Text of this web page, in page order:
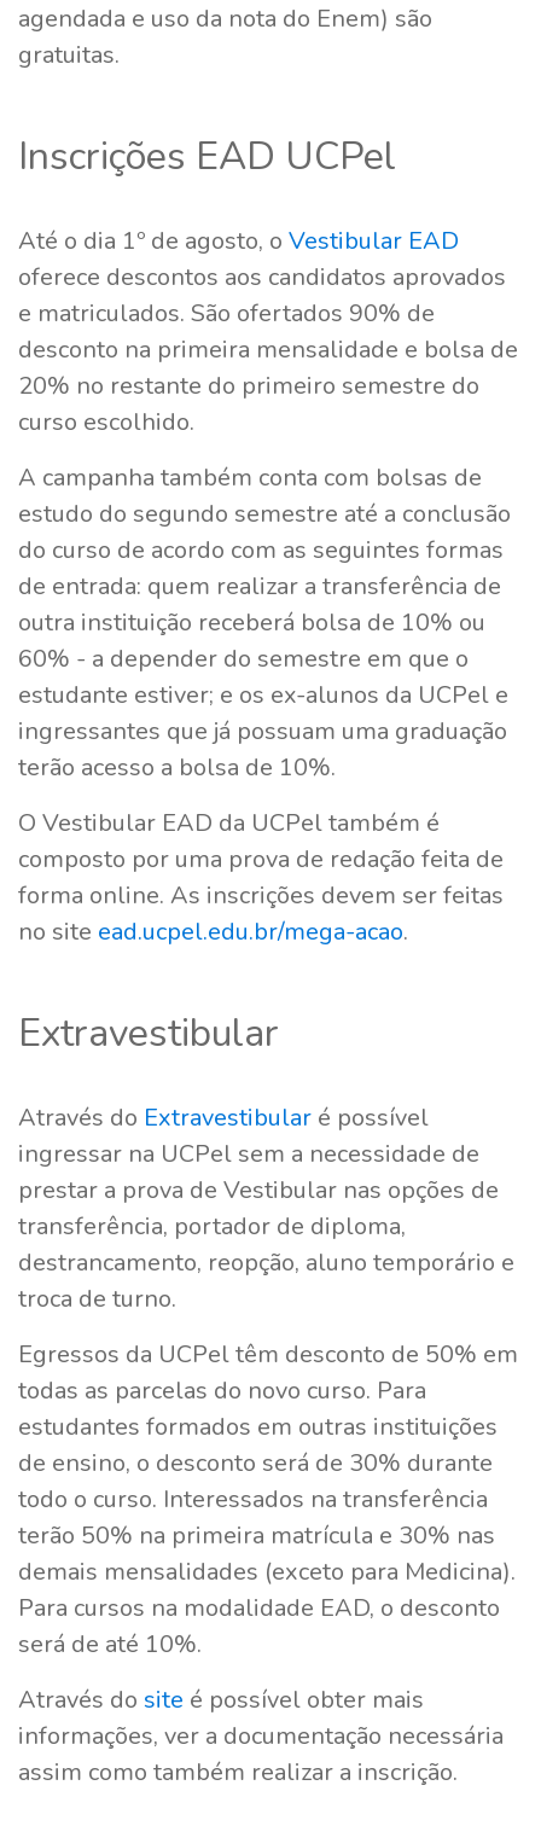
agendada e uso da nota do Enem) são
gratuitas.
Inscrições EAD UCPel
Até o dia 1º de agosto, o Vestibular EAD
oferece descontos aos candidatos aprovados
e matriculados. São ofertados 90% de
desconto na primeira mensalidade e bolsa de
20% no restante do primeiro semestre do
curso escolhido.
A campanha também conta com bolsas de
estudo do segundo semestre até a conclusão
do curso de acordo com as seguintes formas
de entrada: quem realizar a transferência de
outra instituição receberá bolsa de 10% ou
60% - a depender do semestre em que o
estudante estiver; e os ex-alunos da UCPel e
ingressantes que já possuam uma graduação
terão acesso a bolsa de 10%.
O Vestibular EAD da UCPel também é
composto por uma prova de redação feita de
forma online. As inscrições devem ser feitas
no site ead.ucpel.edu.br/mega-acao.
Extravestibular
Através do Extravestibular é possível
ingressar na UCPel sem a necessidade de
prestar a prova de Vestibular nas opções de
transferência, portador de diploma,
destrancamento, reopção, aluno temporário e
troca de turno.
Egressos da UCPel têm desconto de 50% em
todas as parcelas do novo curso. Para
estudantes formados em outras instituições
de ensino, o desconto será de 30% durante
todo o curso. Interessados na transferência
terão 50% na primeira matrícula e 30% nas
demais mensalidades (exceto para Medicina).
Para cursos na modalidade EAD, o desconto
será de até 10%.
Através do site é possível obter mais
informações, ver a documentação necessária
assim como também realizar a inscrição.